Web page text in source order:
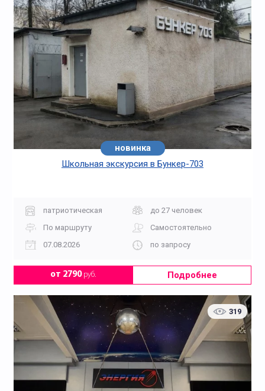
новинка
Школьная экскурсия в Бункер-703
патриотическая
до 27 человек
По маршруту
Самостоятельно
07.08.2026
по запросу
от 2790руб. Подробнее
319